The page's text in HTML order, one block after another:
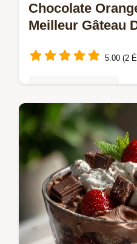
Chocolate
Meilleur Gâteau
5.00 (2
Découvrez notre
Orange Cheesecake.
est le meilleur
cuit, incroyablement